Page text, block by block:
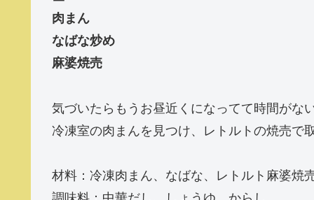
肉まん
なばな炒め
麻婆焼売
気づいたらもうお昼近くになってて時間がな
冷凍室の肉まんを見つけ、レトルトの焼売で
材料：冷凍肉まん、なばな、レトルト麻婆焼